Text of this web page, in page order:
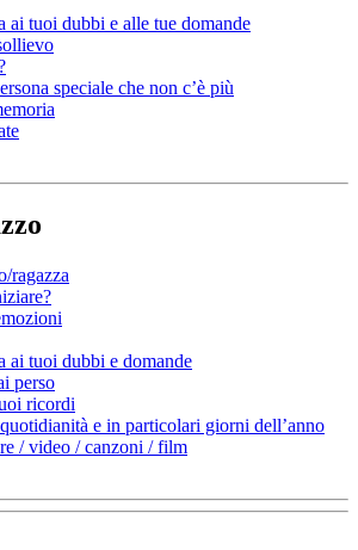
ai tuoi dubbi e alle tue domande
speciale che non c’è più
ragazza
ai tuoi dubbi e domande
perso
ricordi
e in particolari giorni dell’anno
/ video / canzoni / film